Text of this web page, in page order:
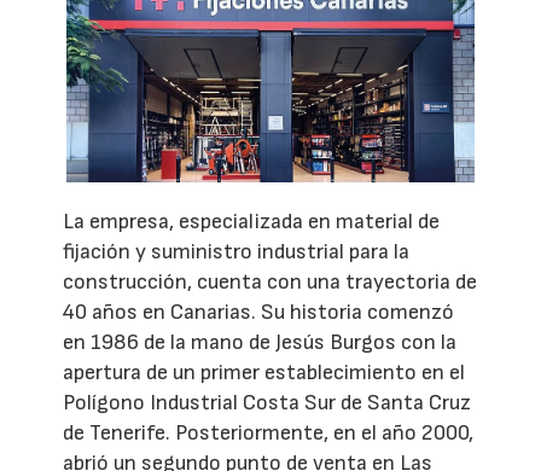
La empresa, especializada en material de
fijación y suministro industrial para la
construcción, cuenta con una trayectoria de
40 años en Canarias. Su historia comenzó
en 1986 de la mano de Jesús Burgos con la
apertura de un primer establecimiento en el
Polígono Industrial Costa Sur de Santa Cruz
de Tenerife. Posteriormente, en el año 2000,
abrió un segundo punto de venta en Las